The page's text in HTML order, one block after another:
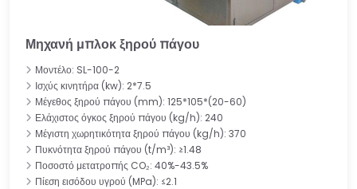
Μηχανή μπλοκ ξηρού πάγου
Μοντέλο: SL-100-2
Ισχύς κινητήρα (kw): 2*7.5
Μέγεθος ξηρού πάγου (mm): 125*105*(20-60)
Ελάχιστος όγκος ξηρού πάγου (kg/h): 240
Μέγιστη χωρητικότητα ξηρού πάγου (kg/h): 370
Πυκνότητα ξηρού πάγου (t/m³): ≥1.48
Ποσοστό μετατροπής CO₂: 40%-43.5%
Πίεση εισόδου υγρού (MPa): ≤2.1